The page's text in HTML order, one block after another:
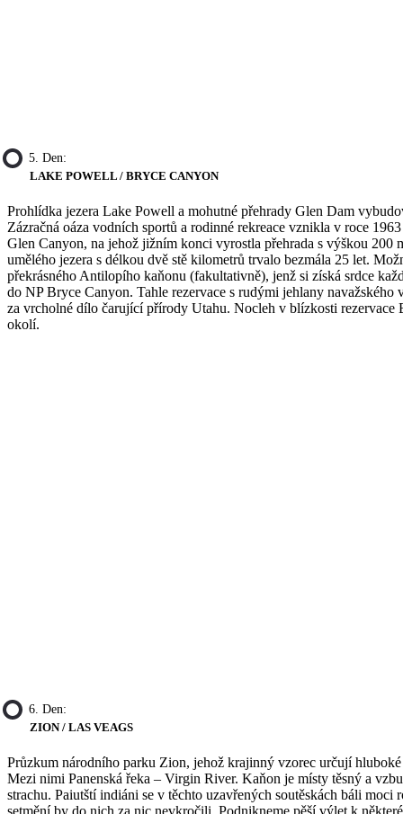
5. Den:
LAKE POWELL / BRYCE CANYON
Prohlídka jezera Lake Powell a mohutné přehrady Glen Dam
Zázračná oáza vodních sportů a rodinné rekreace vznikla v roce
Glen Canyon, na jehož jižním konci vyrostla přehrada s výškou 200
umělého jezera s délkou dvě stě kilometrů trvalo bezmála 25 let.
překrásného Antilopího kaňonu (fakultativně), jenž si získá srdce
do NP Bryce Canyon. Tahle rezervace s rudými jehlany navažského
za vrcholné dílo čarující přírody Utahu. Nocleh v blízkosti rezervace
okolí.
6. Den:
ZION / LAS VEAGS
Průzkum národního parku Zion, jehož krajinný vzorec určují
Mezi nimi Panenská řeka – Virgin River. Kaňon je místy těsný a
strachu. Paiutští indiáni se v těchto uzavřených soutěskách báli moci
setmění by do nich za nic nevkročili. Podnikneme pěší výlet k